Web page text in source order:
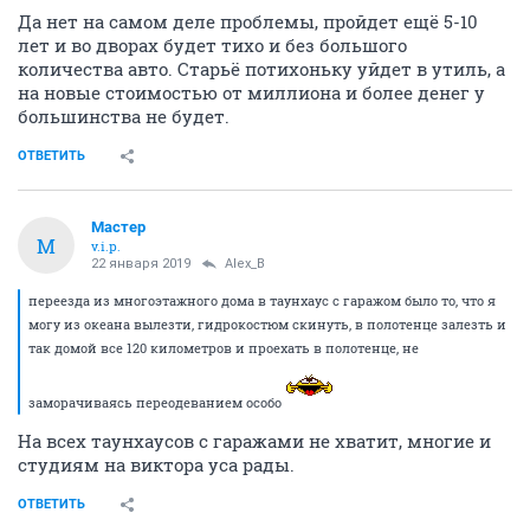
Да нет на самом деле проблемы, пройдет ещё 5-10
лет и во дворах будет тихо и без большого
количества авто. Старьё потихоньку уйдет в утиль, а
на новые стоимостью от миллиона и более денег у
большинства не будет.
ОТВЕТИТЬ
М
Мастер
v.i.p.
22 января 2019 Alex_B
переезда из многоэтажного дома в таунхаус с гаражом было то, что я
могу из океана вылезти, гидрокостюм скинуть, в полотенце залезть и
так домой все 120 километров и проехать в полотенце, не
заморачиваясь переодеванием особо
На всех таунхаусов с гаражами не хватит, многие и
студиям на виктора уса рады.
ОТВЕТИТЬ